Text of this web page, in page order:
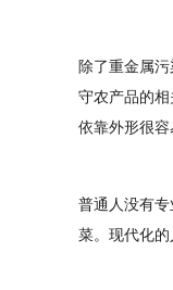
除了重金属
守农产品的
依靠外形很
普通人没有
菜。现代化